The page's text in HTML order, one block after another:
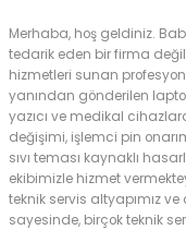
Merhaba, hoş geldiniz.
tedarik eden bir firma
hizmetleri sunan
yanından gönderilen
yazıcı ve medikal
değişimi, işlemci pin
sıvı teması kaynaklı
ekibimizle hizmet
teknik servis altyapımız
sayesinde, birçok teknik